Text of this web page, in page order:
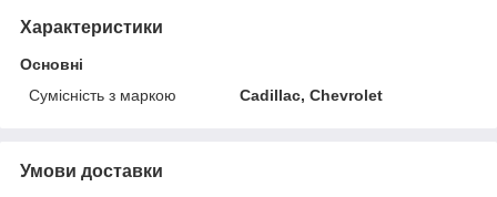
Характеристики
Основні
Сумісність з маркою
Cadillac, Chevrolet
Умови доставки